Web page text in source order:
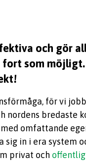
och gör
som möjligt.
för vi
nordens bredaste
omfattande
in i era system
privat och